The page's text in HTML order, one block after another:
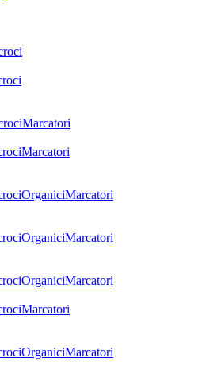
Marcatori
Marcatori
OrganiciMarcatori
OrganiciMarcatori
OrganiciMarcatori
Marcatori
OrganiciMarcatori